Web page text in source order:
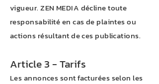
vigueur. ZEN MEDIA décline toute
responsabilité en cas de plaintes ou
actions résultant de ces publications.
Article 3 - Tarifs
Les annonces sont facturées selon les